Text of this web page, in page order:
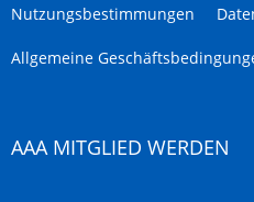
Nutzungsbestimmungen
Allgemeine
AAA MITGLIED WERDEN